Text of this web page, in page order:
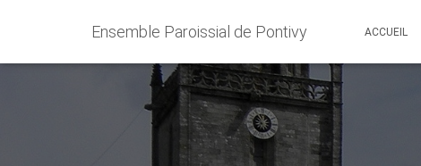
Ensemble Paroissial de Pontivy ACCUEIL